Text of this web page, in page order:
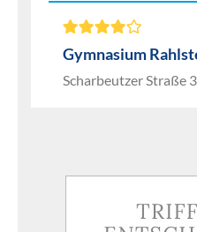
Gymnasium
Scharbeutzer Straße